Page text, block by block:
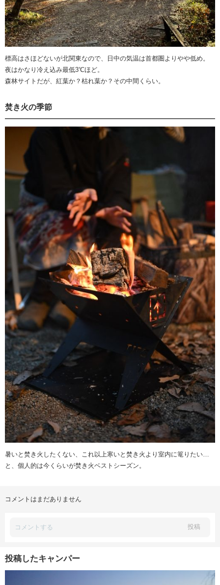
標高はさほどないが北関東なので、日中の気温は首都圏よりやや低め。
夜はかなり冷え込み最低3℃ほど。
森林サイトだが、紅葉か？枯れ葉か？その中間くらい。
焚き火の季節
暑いと焚き火したくない、これ以上寒いと焚き火より室内に篭りたい…
と、個人的は今くらいが焚き火ベストシーズン。
コメントはまだありません
投稿
投稿したキャンパー